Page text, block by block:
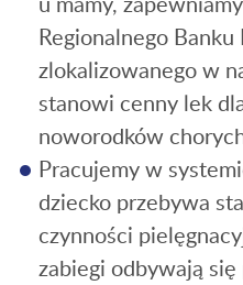
Regionalnego
zlokalizowanego w
stanowi cenny lek
noworodków
Pracujemy w
dziecko przebywa
czynności
zabiegi odbywają się